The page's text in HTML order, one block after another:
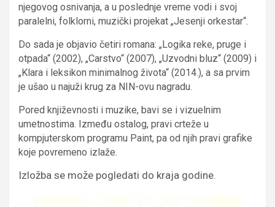
njegovog osnivanja, a u poslednje vreme vodi i svoj
paralelni, folklorni, muzički projekat „Jesenji orkestar“.
Do sada je objavio četiri romana: „Logika reke, pruge i
otpada“ (2002), „Carstvo“ (2007), „Uzvodni bluz“ (2009) i
„Klara i leksikon minimalnog života“ (2014.), a sa prvim
je ušao u najuži krug za NIN-ovu nagradu.
Pored književnosti i muzike, bavi se i vizuelnim
umetnostima. Između ostalog, pravi crteže u
kompjuterskom programu Paint, pa od njih pravi grafike
koje povremeno izlaže.
Izložba se može pogledati do kraja godine.